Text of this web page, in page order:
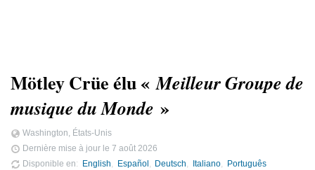
Mötley Crüe élu «Meilleur Groupe de
musique du Monde »
Washington, États-Unis
Dernière mise à jour le 7 août 2026
Disponible en
English Español Deutsch Italiano Português